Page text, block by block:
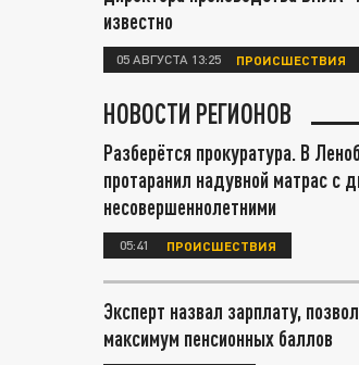
известно
05 АВГУСТА 13:25 ПРОИСШЕСТВИЯ
НОВОСТИ РЕГИОНОВ
Разберётся прокуратура. В
протаранил надувной матрас с
несовершеннолетними
05:41 ПРОИСШЕСТВИЯ
Эксперт назвал зарплату,
максимум пенсионных баллов